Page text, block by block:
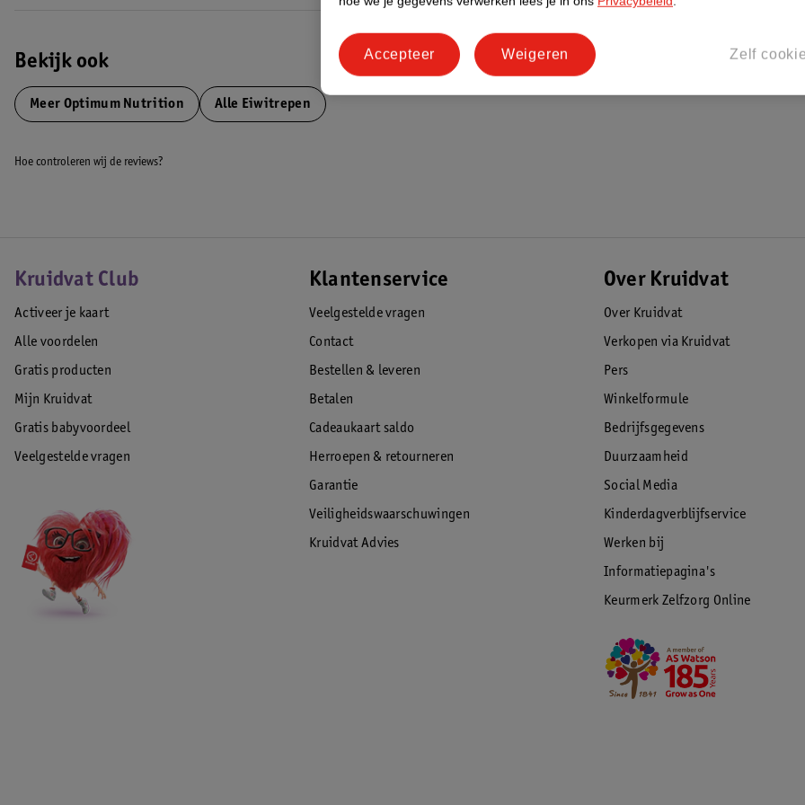
Bekijk ook
Meer Optimum Nutrition Alle Eiwitrepen
Hoe controleren wij de reviews?
Kruidvat Club
Activeer je kaart
Alle voordelen
Gratis producten
Mijn Kruidvat
Gratis babyvoordeel
Veelgestelde vragen
Klantenservice
Veelgestelde vragen
Contact
Bestellen & leveren
Betalen
Cadeaukaart saldo
Herroepen & retourneren
Garantie
Veiligheidswaarschuwingen
Kruidvat Advies
Over Kruidvat
Over Kruidvat
Verkopen via Kruidvat
Pers
Winkelformule
Bedrijfsgegevens
Duurzaamheid
Social Media
Kinderdagverblijfservice
Werken bij
Informatiepagina's
Keurmerk Zelfzorg Online
Zelf
Weigeren
Accepteer